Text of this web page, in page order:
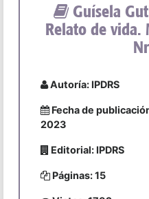
Guísela
Relato de vida.
Autoría: IPDRS
Fecha de
2023
Editorial: IPDRS
Páginas: 15